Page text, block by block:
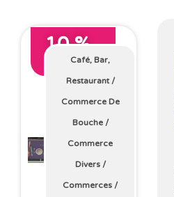
10 %
Avec Toody
Café, Bar,
Restaurant/
Commerce De
Bouche/
Commerce
Divers/
Commerces /